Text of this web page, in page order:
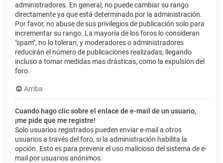
administradores. En general, no puede cambiar su rango
directamente ya que está determinado por la administración.
Por favor, no abuse de sus privilegios de publicación solo para
incrementar su rango. La mayoría de los foros lo consideran
"spam", no lo toleran, y moderadores o administradores
reducirán el número de publicaciones realizadas, llegando
incluso a tomar medidas mas drásticas, como la expulsión del
foro.
Arriba
Cuando hago clic sobre el enlace de e-mail de un usuario,
¡me pide que me registre!
Solo usuarios registrados pueden enviar e-mail a otros
usuarios a través del foro, si la administración habilita la
opción. Esto es para prevenir el uso malicioso del sistema de e-
mail por usuarios anónimos.